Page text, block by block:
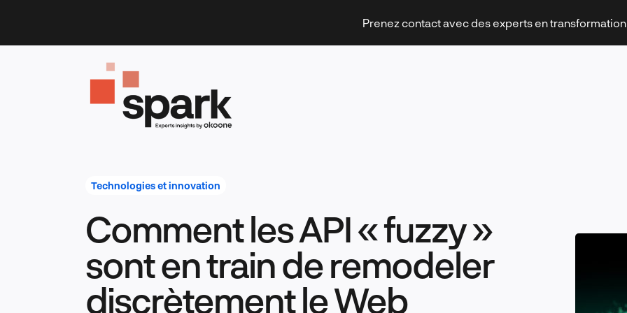
content
Prenez contact avec des experts en transformation
Technologies et innovation
Leadership et management
Technologies et innovation
Comment les API « fuzzy »
sont en train de remodeler
discrètement le Web